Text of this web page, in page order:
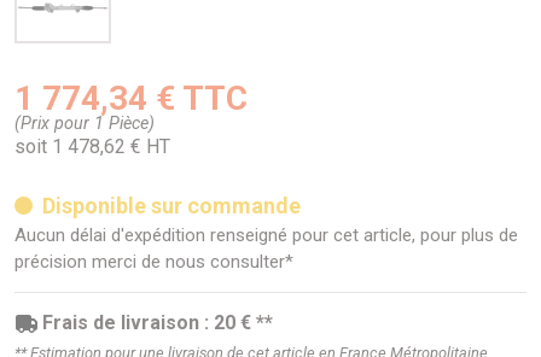
1 774,34 € TTC
(Prix pour 1 Pièce)
soit 1 478,62 € HT
Disponible sur commande
Aucun délai d'expédition renseigné pour cet article, pour plus de
précision merci de nous consulter*
Frais de livraison : 20 € **
** Estimation pour une livraison de cet article en France Métropolitaine